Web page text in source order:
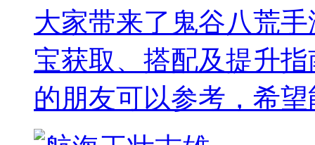
大家带来了鬼谷八荒
宝获取、搭配及提升
的朋友可以参考，希